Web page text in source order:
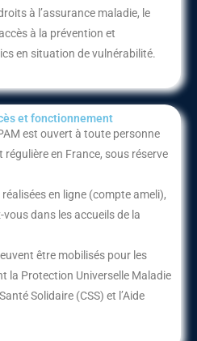
à l’assurance maladie, le
à la prévention et
en situation de vulnérabilité.
et fonctionnement​
est ouvert à toute personne
en France, sous réserve
en ligne (compte ameli),
dans les accueils de la
être mobilisés pour les
la Protection Universelle Maladie
Solidaire (CSS) et l’Aide